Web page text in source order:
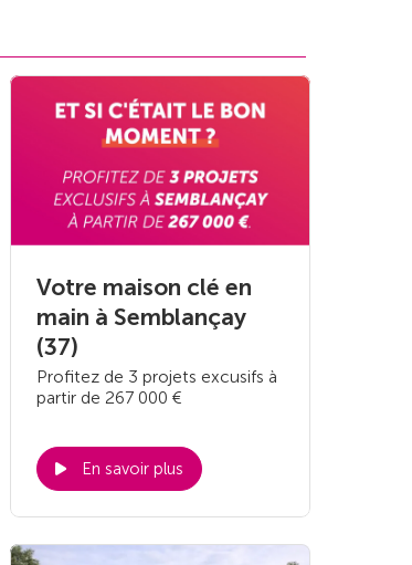
Votre maison clé en
main à Semblançay
(37)
Profitez de 3 projets excusifs à
partir de 267 000 €
En savoir plus